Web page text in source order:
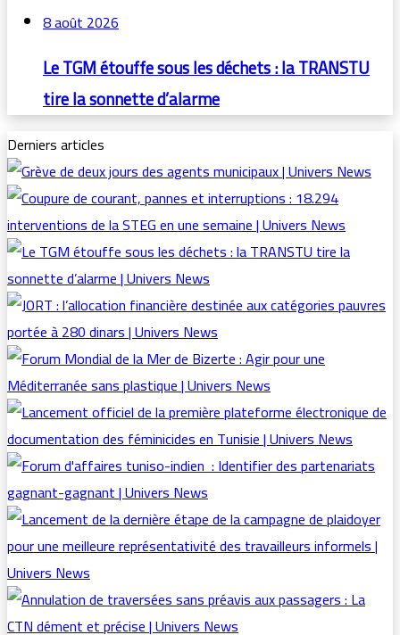
8 août 2026
Le TGM étouffe sous les déchets : la TRANSTU
tire la sonnette d’alarme
Derniers articles